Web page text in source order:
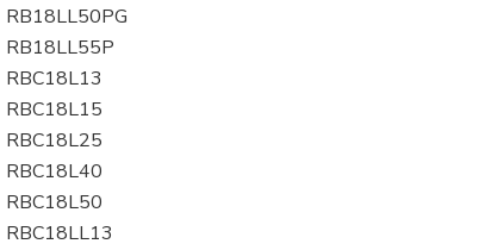
RB18LL50PG
RB18LL55P
RBC18L13
RBC18L15
RBC18L25
RBC18L40
RBC18L50
RBC18LL13